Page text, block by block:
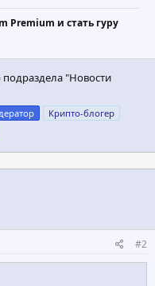
Premium и стать гуру
"Новости
Крипто-блогер
#2